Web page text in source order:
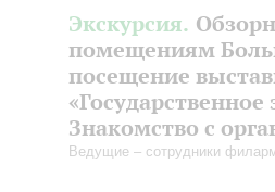
Экскурсия.
помещениям
посещение
«Государственное
Знакомство с
Ведущие – сотрудники